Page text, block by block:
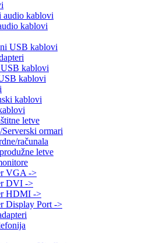
audio kablovi
kablovi
USB kablovi
kablovi
kablovi
kablovi
letve
Serverski ormari
računala
letve
VGA ->
DVI ->
HDMI ->
Display Port ->